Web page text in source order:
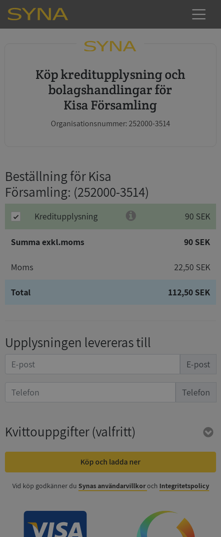
Köp kreditupplysning och
bolagshandlingar för
Kisa Församling
Organisationsnummer: 252000-3514
Beställning för Kisa
Församling: (252000-3514)
Kreditupplysning 90 SEK
Summa exkl.moms 90 SEK
Moms 22,50 SEK
Total 112,50 SEK
Upplysningen levereras till
E-post
Telefon
Kvittouppgifter(valfritt)
Köp och ladda ner
Vid köp godkänner du Synas användarvillkoroch Integritetspolicy